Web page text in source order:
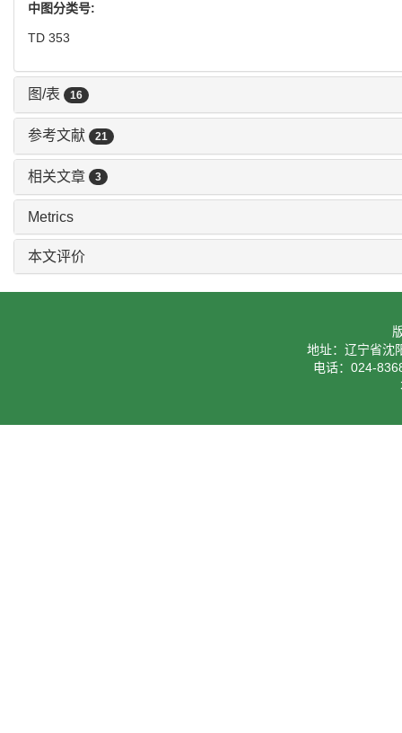
中图分类号:
TD 353
图/表 16
参考文献 21
相关文章 3
Metrics
本文评价
地址：辽宁省沈
电话：024-